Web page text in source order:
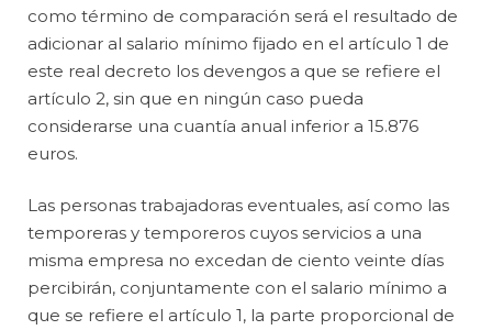
como término de comparación será el resultado de
adicionar al salario mínimo fijado en el artículo 1 de
este real decreto los devengos a que se refiere el
artículo 2, sin que en ningún caso pueda
considerarse una cuantía anual inferior a 15.876
euros.
Las personas trabajadoras eventuales, así como las
temporeras y temporeros cuyos servicios a una
misma empresa no excedan de ciento veinte días
percibirán, conjuntamente con el salario mínimo a
que se refiere el artículo 1, la parte proporcional de